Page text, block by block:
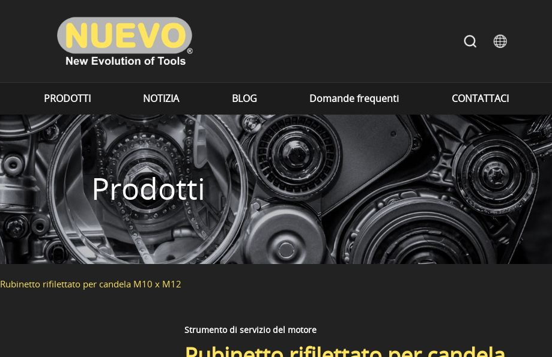
PRODOTTI NOTIZIA BLOG Domande frequenti CONTATTACI
Prodotti
Rubinetto rifilettato per candela M10 x M12
Strumento di servizio del motore